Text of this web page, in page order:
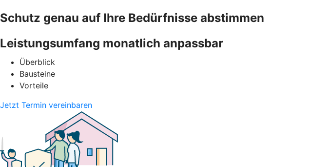
Schutz genau auf Ihre Bedürfnisse abstimmen
Leistungsumfang monatlich anpassbar
Überblick
Bausteine
Vorteile
Jetzt Termin vereinbaren